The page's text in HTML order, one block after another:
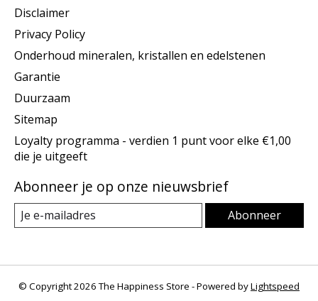
Disclaimer
Privacy Policy
Onderhoud mineralen, kristallen en edelstenen
Garantie
Duurzaam
Sitemap
Loyalty programma - verdien 1 punt voor elke €1,00
die je uitgeeft
Abonneer je op onze nieuwsbrief
Abonneer
© Copyright 2026 The Happiness Store - Powered byLightspeed